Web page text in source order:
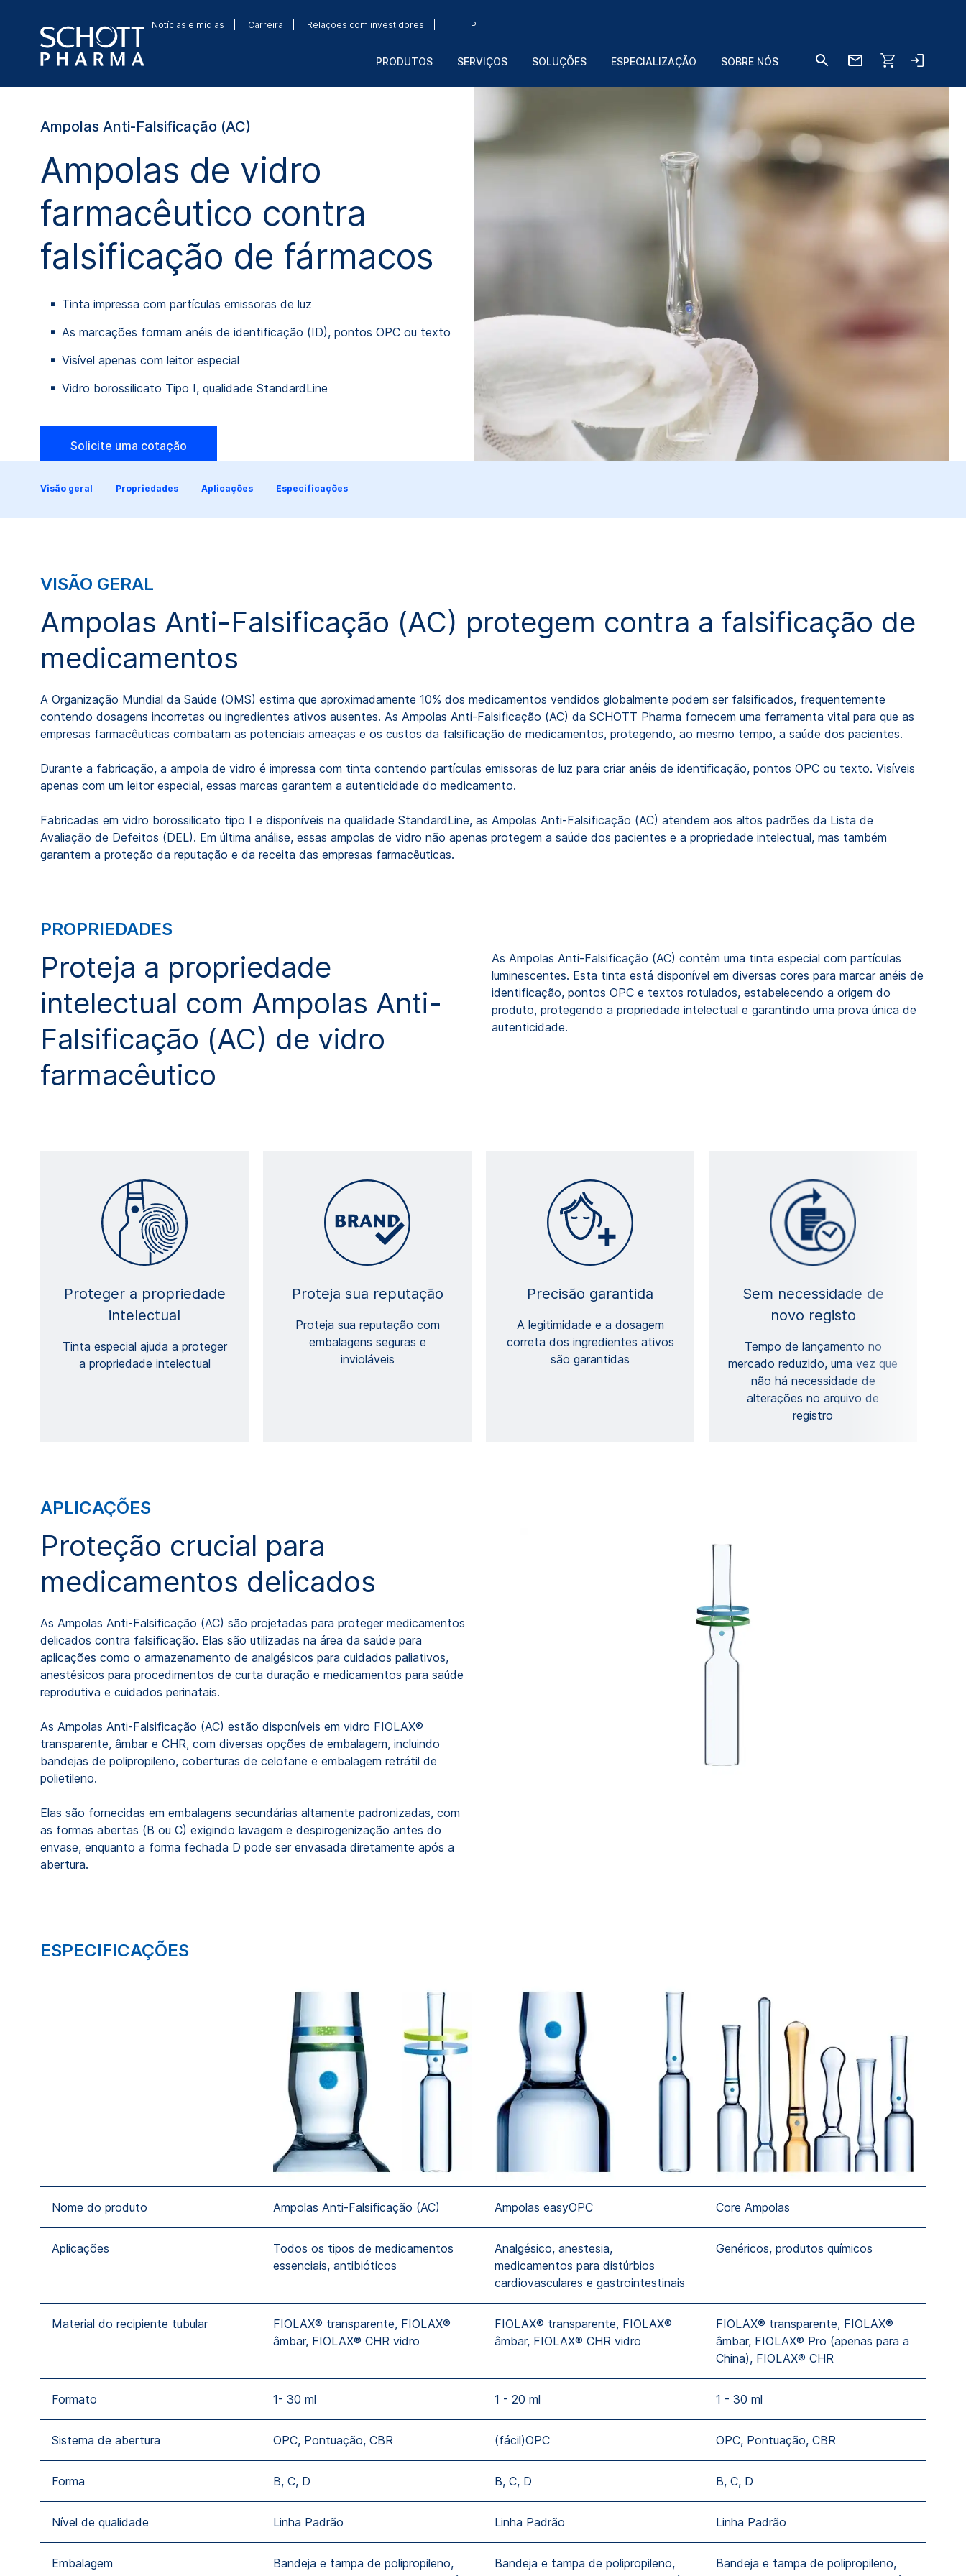
PT
Notícias e mídias Carreira Relações com investidores
PRODUTOS SERVIÇOS SOLUÇÕES ESPECIALIZAÇÃO SOBRE NÓS
Ampolas Anti-Falsificação (AC)
Ampolas de vidro
farmacêutico contra
falsificação de fármacos
Tinta impressa com partículas emissoras de luz
As marcações formam anéis de identificação (ID), pontos OPC ou texto
Visível apenas com leitor especial
Vidro borossilicato Tipo I, qualidade StandardLine
Solicite uma cotação
Visão geral Propriedades Aplicações Especificações
VISÃO GERAL
Ampolas Anti-Falsificação (AC) protegem contra a falsificação de
medicamentos
A Organização Mundial da Saúde (OMS) estima que aproximadamente 10% dos medicamentos vendidos globalmente podem ser falsificados, frequentemente
contendo dosagens incorretas ou ingredientes ativos ausentes. As Ampolas Anti-Falsificação (AC) da SCHOTT Pharma fornecem uma ferramenta vital para que as
empresas farmacêuticas combatam as potenciais ameaças e os custos da falsificação de medicamentos, protegendo, ao mesmo tempo, a saúde dos pacientes.
Durante a fabricação, a ampola de vidro é impressa com tinta contendo partículas emissoras de luz para criar anéis de identificação, pontos OPC ou texto. Visíveis
apenas com um leitor especial, essas marcas garantem a autenticidade do medicamento.
Fabricadas em vidro borossilicato tipo I e disponíveis na qualidade StandardLine, as Ampolas Anti-Falsificação (AC) atendem aos altos padrões da Lista de
Avaliação de Defeitos (DEL). Em última análise, essas ampolas de vidro não apenas protegem a saúde dos pacientes e a propriedade intelectual, mas também
garantem a proteção da reputação e da receita das empresas farmacêuticas.
PROPRIEDADES
Proteja a propriedade
intelectual com Ampolas Anti-
Falsificação (AC) de vidro
farmacêutico
As Ampolas Anti-Falsificação (AC) contêm uma tinta especial com partículas
luminescentes. Esta tinta está disponível em diversas cores para marcar anéis de
identificação, pontos OPC e textos rotulados, estabelecendo a origem do
produto, protegendo a propriedade intelectual e garantindo uma prova única de
autenticidade.
Proteger a propriedade
intelectual
Tinta especial ajuda a proteger
a propriedade intelectual
Proteja sua reputação
Proteja sua reputação com
embalagens seguras e
invioláveis
Precisão garantida
A legitimidade e a dosagem
correta dos ingredientes ativos
são garantidas
Sem necessidade de
novo registo
Tempo de lançamento no
mercado reduzido, uma vez que
não há necessidade de
alterações no arquivo de
registro
APLICAÇÕES
Proteção crucial para
medicamentos delicados
As Ampolas Anti-Falsificação (AC) são projetadas para proteger medicamentos
delicados contra falsificação. Elas são utilizadas na área da saúde para
aplicações como o armazenamento de analgésicos para cuidados paliativos,
anestésicos para procedimentos de curta duração e medicamentos para saúde
reprodutiva e cuidados perinatais.
As Ampolas Anti-Falsificação (AC) estão disponíveis em vidro FIOLAX®
transparente, âmbar e CHR, com diversas opções de embalagem, incluindo
bandejas de polipropileno, coberturas de celofane e embalagem retrátil de
polietileno.
Elas são fornecidas em embalagens secundárias altamente padronizadas, com
as formas abertas (B ou C) exigindo lavagem e despirogenização antes do
envase, enquanto a forma fechada D pode ser envasada diretamente após a
abertura.
ESPECIFICAÇÕES
Nome do produto Ampolas Anti-Falsificação (AC) Ampolas easyOPC Core Ampolas
Aplicações
Todos os tipos de medicamentos
essenciais, antibióticos
Analgésico, anestesia,
medicamentos para distúrbios
cardiovasculares e gastrointestinais
Genéricos, produtos químicos
Material do recipiente tubular
FIOLAX® transparente, FIOLAX®
âmbar, FIOLAX® CHR vidro
FIOLAX® transparente, FIOLAX®
âmbar, FIOLAX® CHR vidro
FIOLAX® transparente, FIOLAX®
âmbar, FIOLAX® Pro (apenas para a
China), FIOLAX® CHR
Formato 1- 30 ml 1 - 20 ml 1 - 30 ml
Sistema de abertura OPC, Pontuação, CBR (fácil)OPC OPC, Pontuação, CBR
Forma B, C, D B, C, D B, C, D
Nível de qualidade Linha Padrão Linha Padrão Linha Padrão
Embalagem
Bandeja e tampa de polipropileno,
Bandeja e tampa de polipropileno,
Bandeja e tampa de polipropileno,